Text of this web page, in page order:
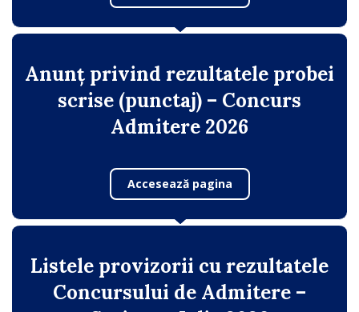
Anunț privind rezultatele probei
scrise (punctaj) – Concurs
Admitere 2026
Accesează pagina
Listele provizorii cu rezultatele
Concursului de Admitere –